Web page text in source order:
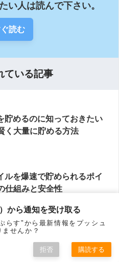
い人は読んで下さい。
読む
ている記事
貯めるのに知っておきたい
く大量に貯める方法
ルを爆速で貯められるポイ
仕組みと安全性
大量に貯めるハピタス攻略
メニュー トップ
から通知を受け取る
らす"から最新情報をプッシュ
せんか？
拒否 購読する